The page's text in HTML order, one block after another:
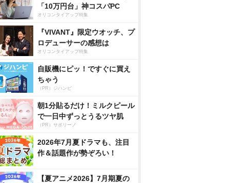
「10万円台」神コスパPC
オリコンタイアップ特集
『VIVANT』限定ウオッチ、プ
ロデューサーの感想は
オリコンタイアップ特集
自販機にピッ！ですぐに買え
ちゃう
（PR）ジハンピ
朝1分貼るだけ！ミルクピール
で一日中ずっとうるツヤ肌
（PR）サボリーノ
2026年7月夏ドラマも、注目
作＆話題作が勢ぞろい！
【夏アニメ2026】7月期夏の